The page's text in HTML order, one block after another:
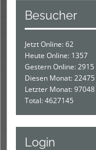
Besucher
Jetzt Online: 62
Heute Online: 1357
Gestern Online: 2915
Diesen Monat: 22475
Letzter Monat: 97048
Total: 4627145
Login